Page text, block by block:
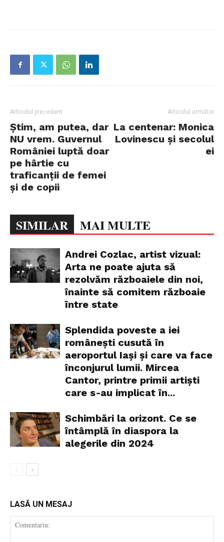
Articolul precedent
Știm, am putea, dar
NU vrem. Guvernul
României luptă doar
pe hârtie cu
traficanții de femei
și de copii
Articolul următor
La centenar: Monica
Lovinescu şi secolul
ei
SIMILAR MAI MULTE
Andrei Cozlac, artist vizual:
Arta ne poate ajuta să
rezolvăm războaiele din noi,
înainte să comitem războaie
între state
Splendida poveste a iei
românești cusută în
aeroportul Iași și care va face
înconjurul lumii. Mircea
Cantor, printre primii artiști
care s-au implicat în...
Schimbări la orizont. Ce se
întâmplă în diaspora la
alegerile din 2024
LASĂ UN MESAJ